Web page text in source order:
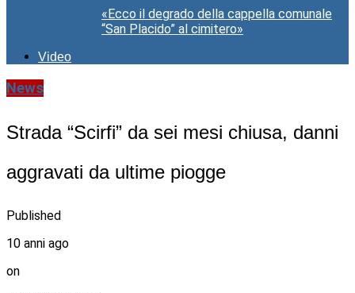
«Ecco il degrado della cappella comunale
“San Placido” al cimitero»
Video
News
Strada “Scirfi” da sei mesi chiusa, danni
aggravati da ultime piogge
Published
10 anni ago
on